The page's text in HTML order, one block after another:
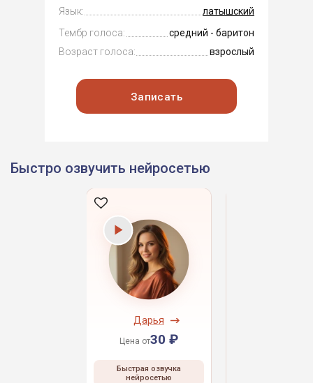
Язык:
латышский
Тембр голоса:
средний - баритон
Возраст голоса:
взрослый
Записать
Быстро озвучить нейросетью
Дарья
Цена от30 ₽
Быстрая озвучка
нейросетью